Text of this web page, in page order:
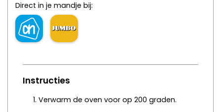
Direct in je mandje bij:
Instructies
Verwarm de oven voor op 200 graden.